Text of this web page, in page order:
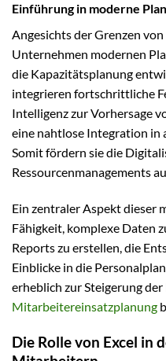
Einführung in moderne
Angesichts der Grenzen
Unternehmen modernen
die Kapazitätsplanung
integrieren fortschrittliche
Intelligenz zur Vorhersage
eine nahtlose Integration in
Somit fördern sie die
Ressourcenmanagements
Ein zentraler Aspekt dieser
Fähigkeit, komplexe Daten
Reports zu erstellen, die
Einblicke in die
erheblich zur Steigerung
Mitarbeitereinsatzplanung
Die Rolle von Excel in